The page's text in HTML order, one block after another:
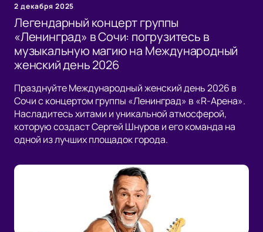
2 декабря 2025
Легендарный концерт группы
«Ленинград» в Сочи: погрузитесь в
музыкальную магию на Международный
женский день 2026
Празднуйте Международный женский день 2026 в
Сочи с концертом группы «Ленинград» в «R-Арена».
Насладитесь хитами и уникальной атмосферой,
которую создаст Сергей Шнуров и его команда на
одной из лучших площадок города.